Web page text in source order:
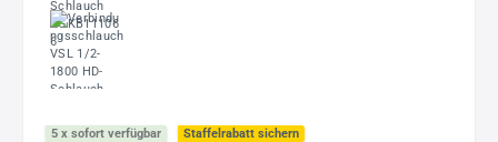
5 x sofort verfügbar Staffelrabatt sichern